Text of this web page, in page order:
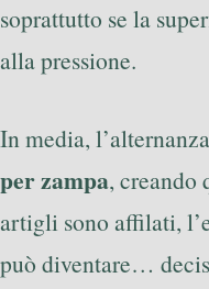
soprattutto se la
alla pressione.
In media,
per zampa, creando
artigli sono affilati,
può diventare…